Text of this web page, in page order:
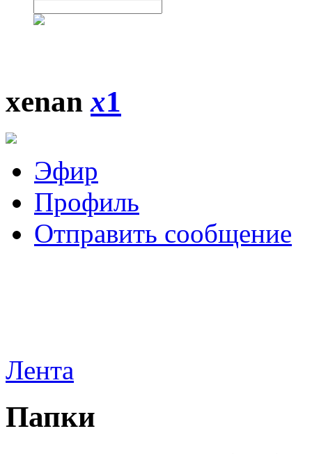
xenanx1
Эфир
Профиль
Отправить сообщение
Лента
Папки